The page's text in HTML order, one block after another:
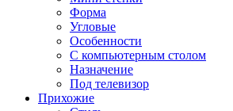
Форма
Угловые
Особенности
С компьютерным столом
Назначение
Под телевизор
Прихожие